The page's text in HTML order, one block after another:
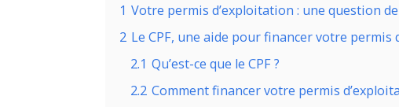
1 Votre permis d’exploitation : une question
2 Le CPF, une aide pour financer votre permis
2.1 Qu’est-ce que le CPF ?
2.2 Comment financer votre permis